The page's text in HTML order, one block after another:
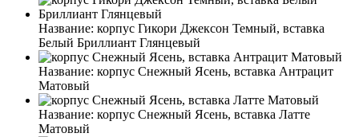
Название: корпус Гикори Джексон Темный, вставка
Белый Бриллиант Глянцевый
Название: корпус Снежный Ясень, вставка Антрацит
Матовый
Название: корпус Снежный Ясень, вставка Латте
Матовый